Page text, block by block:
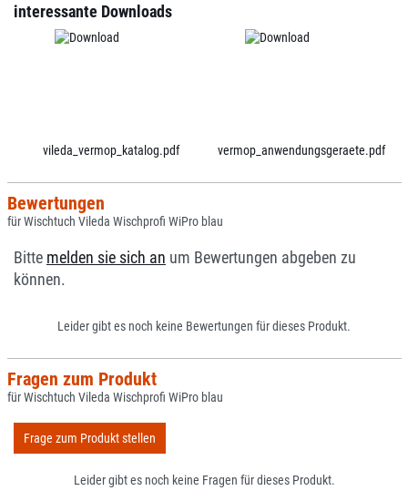
interessante Downloads
vileda_vermop_katalog.pdf vermop_anwendungsgeraete.pdf
Bewertungen
für Wischtuch Vileda Wischprofi WiPro blau
Bitte melden sie sich an um Bewertungen abgeben zu
können.
Leider gibt es noch keine Bewertungen für dieses Produkt.
Fragen zum Produkt
für Wischtuch Vileda Wischprofi WiPro blau
Frage zum Produkt stellen
Leider gibt es noch keine Fragen für dieses Produkt.